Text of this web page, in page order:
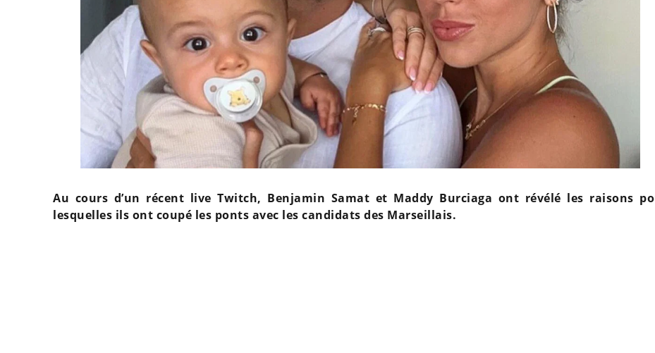
Au cours d’un récent live Twitch, Benjamin Samat et Maddy Burciaga ont révélé les raisons
lesquelles ils ont coupé les ponts avec les candidats des Marseillais.